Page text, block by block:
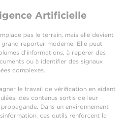
Artificielle
pas le terrain, mais elle devient
reporter moderne. Elle peut
d’informations, à repérer des
ou à identifier des signaux
complexes.
le travail de vérification en aidant
des contenus sortis de leur
Dans un environnement
ces outils renforcent la